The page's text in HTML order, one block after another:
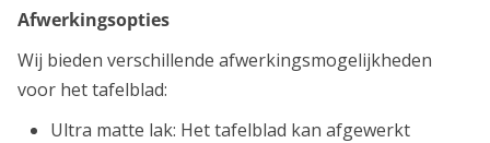
Afwerkingsopties
Wij bieden verschillende afwerkingsmogelijkheden
voor het tafelblad:
Ultra matte lak: Het tafelblad kan afgewerkt